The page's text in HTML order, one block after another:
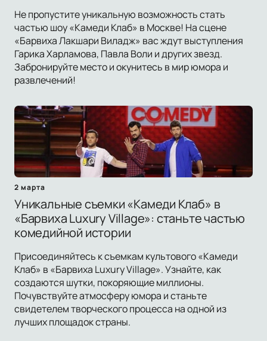
Не пропустите уникальную возможность стать
частью шоу «Камеди Клаб» в Москве! На сцене
«Барвиха Лакшари Виладж» вас ждут выступления
Гарика Харламова, Павла Воли и других звезд.
Забронируйте место и окунитесь в мир юмора и
развлечений!
2 марта
Уникальные съемки «Камеди Клаб» в
«Барвиха Luxury Village»: станьте частью
комедийной истории
Присоединяйтесь к съемкам культового «Камеди
Клаб» в «Барвиха Luxury Village». Узнайте, как
создаются шутки, покоряющие миллионы.
Почувствуйте атмосферу юмора и станьте
свидетелем творческого процесса на одной из
лучших площадок страны.